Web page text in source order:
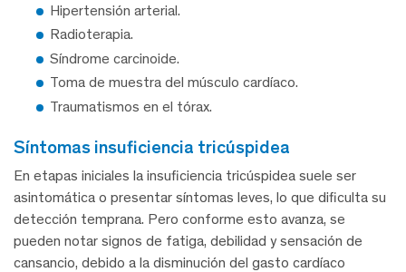
Hipertensión arterial.
Radioterapia.
Síndrome carcinoide.
Toma de muestra del músculo cardíaco.
Traumatismos en el tórax.
síntomas insuficiencia tricúspidea
En etapas iniciales la insuficiencia tricúspidea suele ser
asintomática o presentar síntomas leves, lo que dificulta su
detección temprana. Pero conforme esto avanza, se
pueden notar signos de fatiga, debilidad y sensación de
cansancio, debido a la disminución del gasto cardíaco